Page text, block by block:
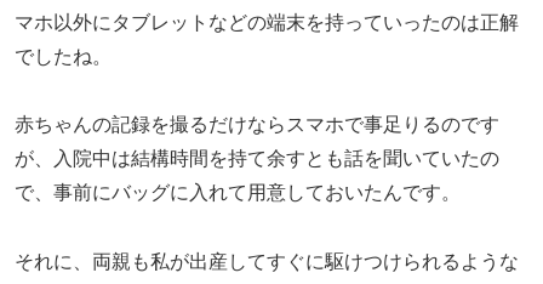
マホ以外にタブレットなどの端末を持っていったのは正解
でしたね。
赤ちゃんの記録を撮るだけならスマホで事足りるのです
が、入院中は結構時間を持て余すとも話を聞いていたの
で、事前にバッグに入れて用意しておいたんです。
それに、両親も私が出産してすぐに駆けつけられるような